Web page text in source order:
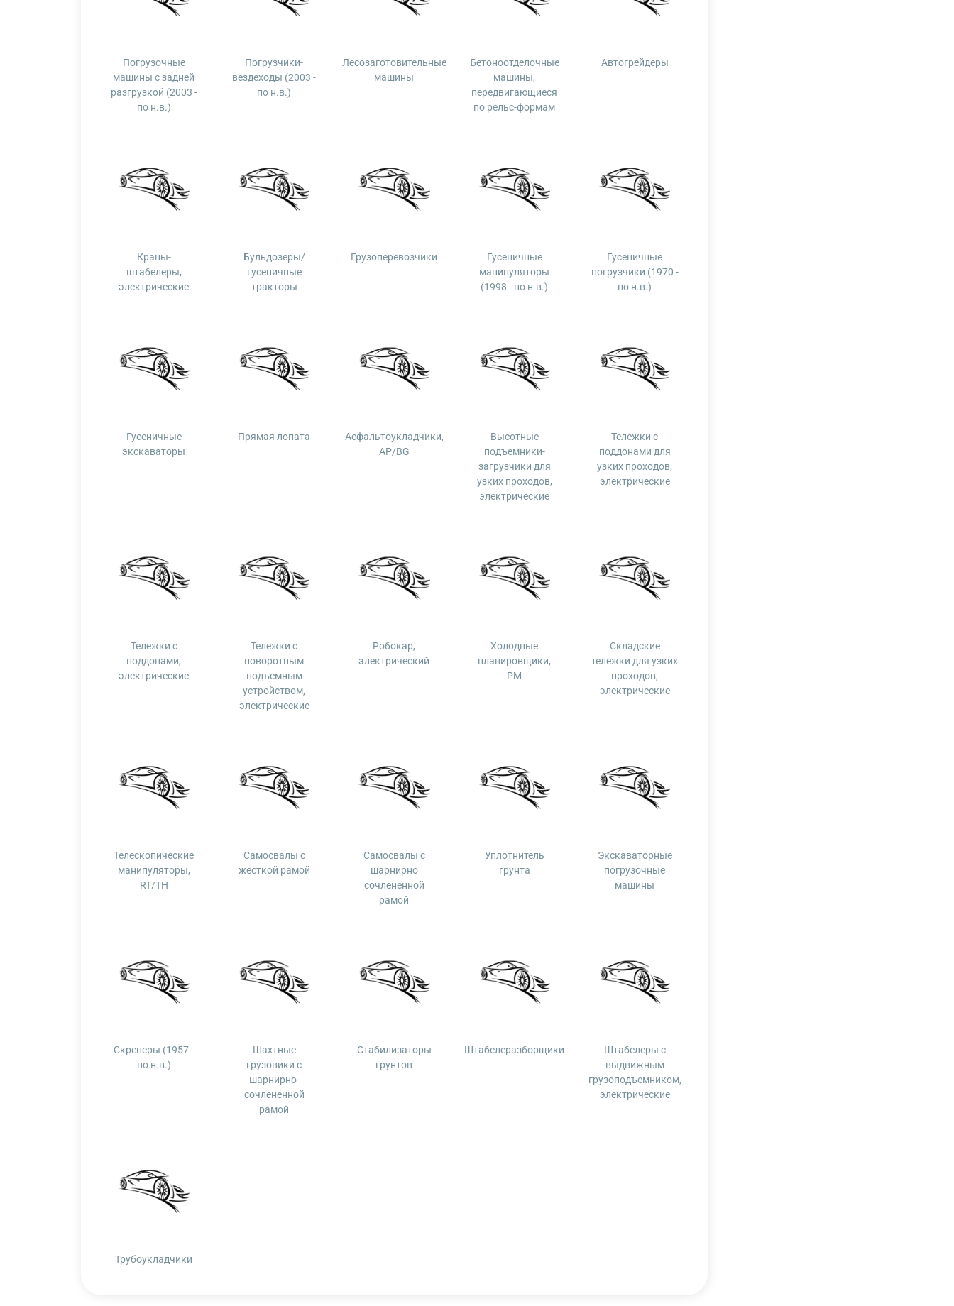
Погрузочные
машины с задней
разгрузкой (2003 -
по н.в.)
Погрузчики-
вездеходы (2003 -
по н.в.)
Лесозаготовительные
машины
Бетоноотделочные
машины,
передвигающиеся
по рельс-формам
Автогрейдеры
Краны-
штабелеры,
электрические
Бульдозеры/
гусеничные
тракторы
Грузоперевозчики
Гусеничные
манипуляторы
(1998 - по н.в.)
Гусеничные
погрузчики (1970 -
по н.в.)
Гусеничные
экскаваторы
Прямая лопата
Асфальтоукладчики,
AP/BG
Высотные
подъемники-
загрузчики для
узких проходов,
электрические
Тележки с
поддонами для
узких проходов,
электрические
Тележки с
поддонами,
электрические
Тележки с
поворотным
подъемным
устройством,
электрические
Робокар,
электрический
Холодные
планировщики,
PM
Складские
тележки для узких
проходов,
электрические
Телескопические
манипуляторы,
RT/TH
Самосвалы с
жесткой рамой
Самосвалы с
шарнирно
сочлененной
рамой
Уплотнитель
грунта
Экскаваторные
погрузочные
машины
Скреперы (1957 -
по н.в.)
Шахтные
грузовики с
шарнирно-
сочлененной
рамой
Стабилизаторы
грунтов
Штабелеразборщики
Штабелеры с
выдвижным
грузоподъемником,
электрические
Трубоукладчики